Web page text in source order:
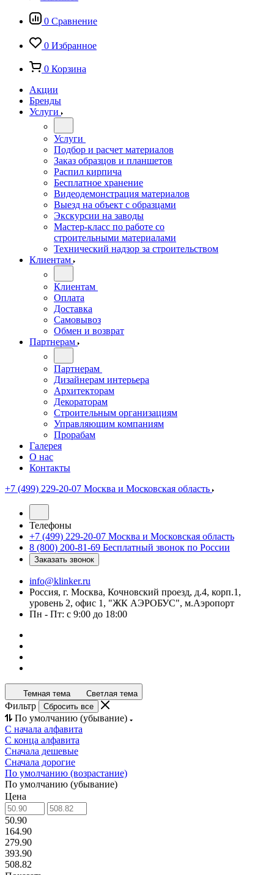
0 Сравнение
0 Избранное
0 Корзина
Акции
Бренды
Услуги
Услуги
Подбор и расчет материалов
Заказ образцов и планшетов
Распил кирпича
Бесплатное хранение
Видеодемонстрация материалов
Выезд на объект с образцами
Экскурсии на заводы
Мастер-класс по работе со
строительными материалами
Технический надзор за строительством
Клиентам
Клиентам
Оплата
Доставка
Самовывоз
Обмен и возврат
Партнерам
Партнерам
Дизайнерам интерьера
Архитекторам
Декораторам
Строительным организациям
Управляющим компаниям
Прорабам
Галерея
О нас
Контакты
+7 (499) 229-20-07 Москва и Московская область
Телефоны
+7 (499) 229-20-07 Москва и Московская область
8 (800) 200-81-69 Бесплатный звонок по России
Заказать звонок
info@klinker.ru
Россия, г. Москва, Кочновский проезд, д.4, корп.1,
уровень 2, офис 1, "ЖК АЭРОБУС", м.Аэропорт
Пн - Пт: с 9:00 до 18:00
Темная тема Светлая тема
Фильтр Сбросить все
По умолчанию (убывание)
С начала алфавита
С конца алфавита
Сначала дешевые
Сначала дорогие
По умолчанию (возрастание)
По умолчанию (убывание)
Цена
50.90
164.90
279.90
393.90
508.82